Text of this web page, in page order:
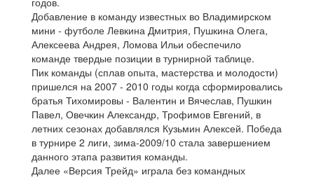
Добавление в команду известных во Владимирском
мини - футболе Левкина Дмитрия, Пушкина Олега,
Алексеева Андрея, Ломова Ильи обеспечило
команде твердые позиции в турнирной таблице.
Пик команды (сплав опыта, мастерства и молодости)
пришелся на 2007 - 2010 годы когда сформировались
братья Тихомировы - Валентин и Вячеслав, Пушкин
Павел, Овечкин Александр, Трофимов Евгений, в
летних сезонах добавлялся Кузьмин Алексей. Победа
в турнире 2 лиги, зима-2009/10 стала завершением
данного этапа развития команды.
Далее «Версия Трейд» играла без командных